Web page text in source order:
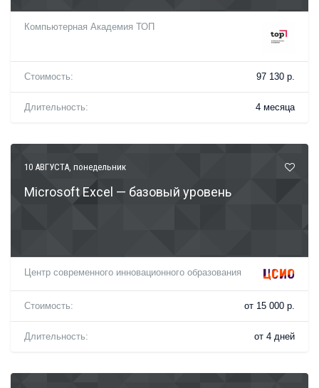
Компьютерная Академия ТОП
Стоимость: 97 130 р.
Длительность: 4 месяца
10 АВГУСТА, понедельник
Microsoft Excel — базовый уровень
Центр современного инновационного образования
Стоимость: от 15 000 р.
Длительность: от 4 дней